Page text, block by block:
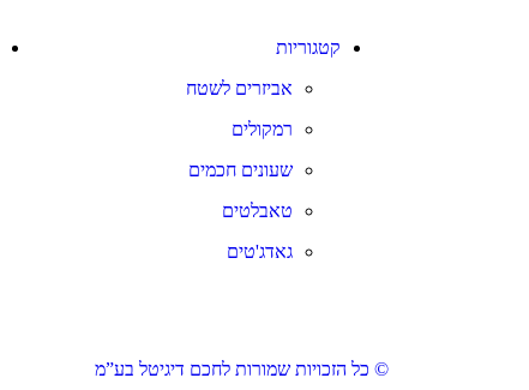
קטגוריות
אביזרים לשטח
רמקולים
שעונים חכמים
טאבלטים
גאדג'טים
© כל הזכויות שמורות לחכם דיגיטל בע”מ